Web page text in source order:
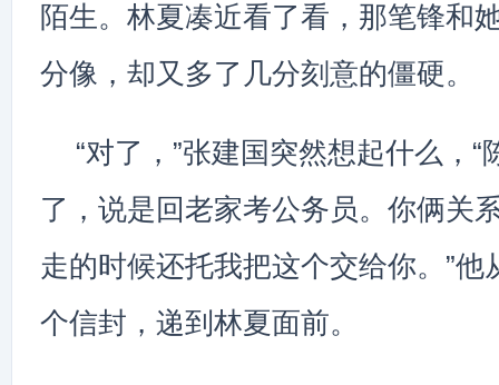
陌生。林夏凑近看了看，那笔锋和
分像，却又多了几分刻意的僵硬。
“对了，”张建国突然想起什么，“
了，说是回老家考公务员。你俩关
走的时候还托我把这个交给你。”他
个信封，递到林夏面前。